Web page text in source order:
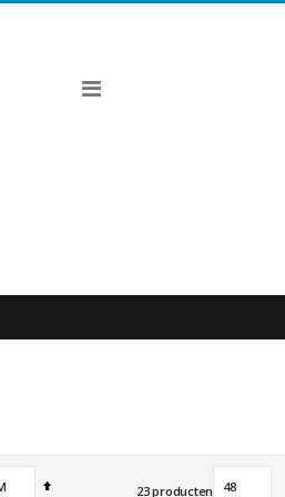
Toggle
Van
23producten